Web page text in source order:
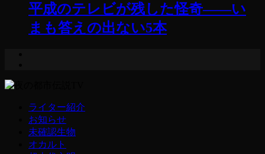
平成のテレビが残した怪奇——い
まも答えの出ない5本
ライター紹介
お知らせ
未確認生物
オカルト